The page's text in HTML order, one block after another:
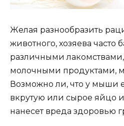
Желая разнообразить
животного, хозяева часто
различными
молочными продуктами,
Возможно ли, что у мыши
вкрутую или сырое яйцо
нанесет вреда здоровью